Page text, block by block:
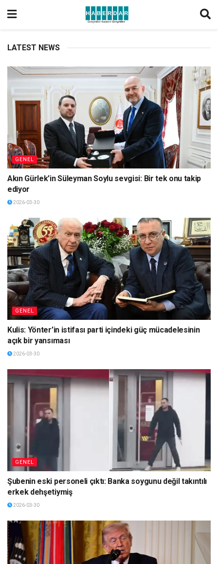
LATEST NEWS
GENEL
Akın Gürlek’in Süleyman Soylu sevgisi: Bir tek onu takip
ediyor
2026-03-30
GENEL
Kulis: Yönter’in istifası parti içindeki güç mücadelesinin
açık bir yansıması
2026-03-30
GENEL
Şubenin eski personeli çıktı: Banka soygunu değil takıntılı
erkek dehşetiymiş
2026-03-30